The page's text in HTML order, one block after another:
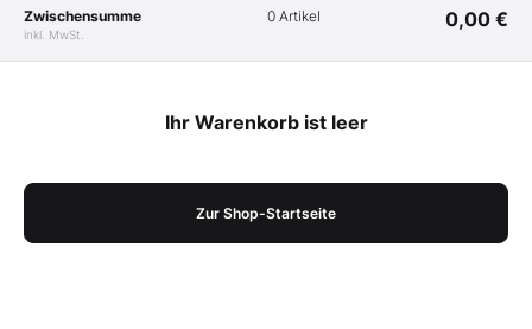
Zwischensumme
inkl. MwSt.
0 Artikel 0,00 €
Ihr Warenkorb ist leer
Zur Shop-Startseite